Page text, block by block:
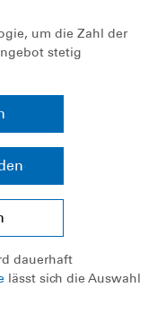
um die Zahl der
stetig
dauerhaft
lässt sich die Auswahl